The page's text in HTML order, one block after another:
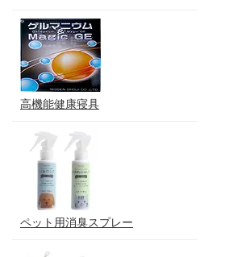
高機能健康寝具
ペット用消臭スプレー